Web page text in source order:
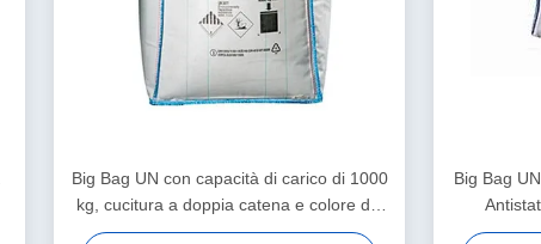
Big Bag UN con capacità di carico di 1000
kg, cucitura a doppia catena e colore del
passante blu per una movimentazione
Big Bag